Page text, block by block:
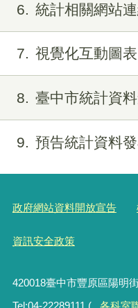
6 統計相關網站
7 視覺化互動圖表
8 臺中市統計資
9 預告統計資料
政府網站資料開放宣告
資訊安全政策
420018臺中市豐原區陽明
Tel:04-22289111 (
各科室